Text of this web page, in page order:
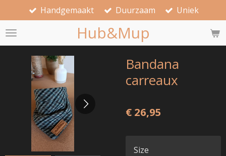
direct
naar
de
hoofdinhoud
Hub&Mup
Handgemaakt Duurzaam Uniek
Bandana
carreaux
€ 26,95
Size